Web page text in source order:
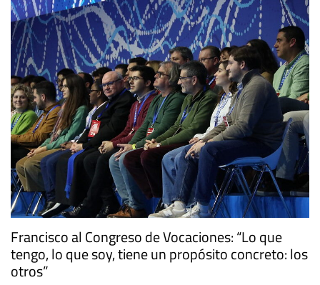
Francisco al Congreso de Vocaciones: “Lo que
tengo, lo que soy, tiene un propósito concreto: los
otros”